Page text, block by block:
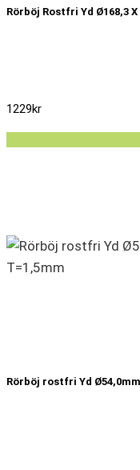
Rörböj Rostfri Yd Ø168,3 X
1229kr
Rörböj rostfri Yd Ø54,0mm